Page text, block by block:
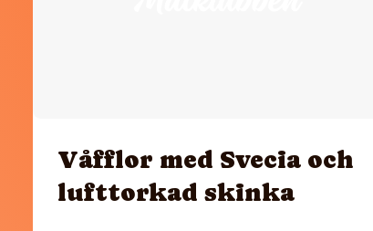
Våfflor med Svecia och
lufttorkad skinka